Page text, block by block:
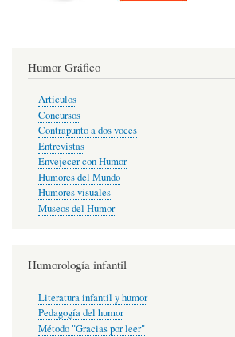
Humor Gráfico
Artículos
Concursos
Contrapunto a dos voces
Entrevistas
Envejecer con Humor
Humores del Mundo
Humores visuales
Museos del Humor
Humorología infantil
Literatura infantil y humor
Pedagogía del humor
Método "Gracias por leer"